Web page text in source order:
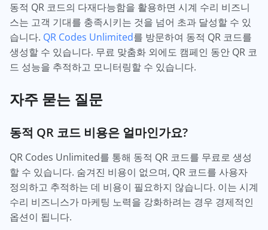
동적 QR 코드의 다재다능함을 활용하면 시계 수리 비즈니
스는 고객 기대를 충족시키는 것을 넘어 초과 달성할 수 있
습니다. QR Codes Unlimited를 방문하여 동적 QR 코드를
생성할 수 있습니다. 무료 맞춤화 외에도 캠페인 동안 QR 코
드 성능을 추적하고 모니터링할 수 있습니다.
자주 묻는 질문
동적 QR 코드 비용은 얼마인가요?
QR Codes Unlimited를 통해 동적 QR 코드를 무료로 생성
할 수 있습니다. 숨겨진 비용이 없으며, QR 코드를 사용자
정의하고 추적하는 데 비용이 필요하지 않습니다. 이는 시계
수리 비즈니스가 마케팅 노력을 강화하려는 경우 경제적인
옵션이 됩니다.